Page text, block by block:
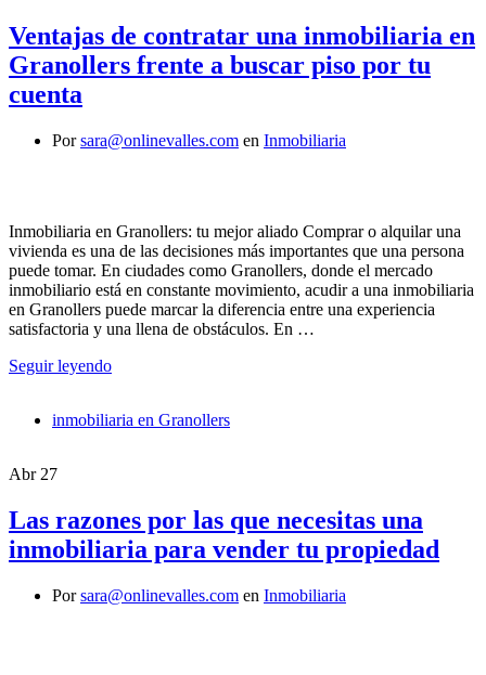
Ventajas de contratar una inmobiliaria en
Granollers frente a buscar piso por tu
cuenta
Porsara@onlinevalles.com en Inmobiliaria
Inmobiliaria en Granollers: tu mejor aliado Comprar o alquilar una
vivienda es una de las decisiones más importantes que una persona
puede tomar. En ciudades como Granollers, donde el mercado
inmobiliario está en constante movimiento, acudir a una inmobiliaria
en Granollers puede marcar la diferencia entre una experiencia
satisfactoria y una llena de obstáculos. En …
Seguir leyendo
inmobiliaria en Granollers
Abr 27
Las razones por las que necesitas una
inmobiliaria para vender tu propiedad
Porsara@onlinevalles.com en Inmobiliaria